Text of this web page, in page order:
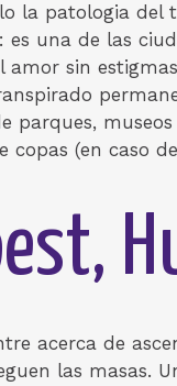
la patologi­a del
una de las
sin
parques,
(en caso
acerca de
las masas.